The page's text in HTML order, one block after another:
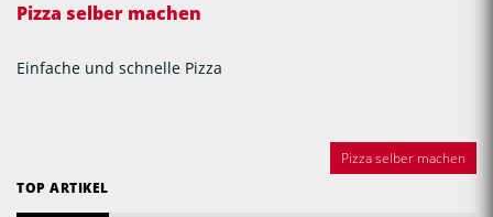
Pizza selber machen
Einfache und schnelle Pizza
Pizza selber machen
TOP ARTIKEL